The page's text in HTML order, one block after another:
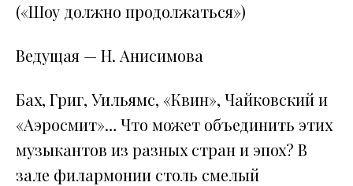
(«Шоу должно продолжаться»)
Ведущая — Н. Анисимова
Бах, Григ, Уильямс, «Квин», Чайковский и
«Аэросмит»… Что может объединить этих
музыкантов из разных стран и эпох? В
зале филармонии столь смелый